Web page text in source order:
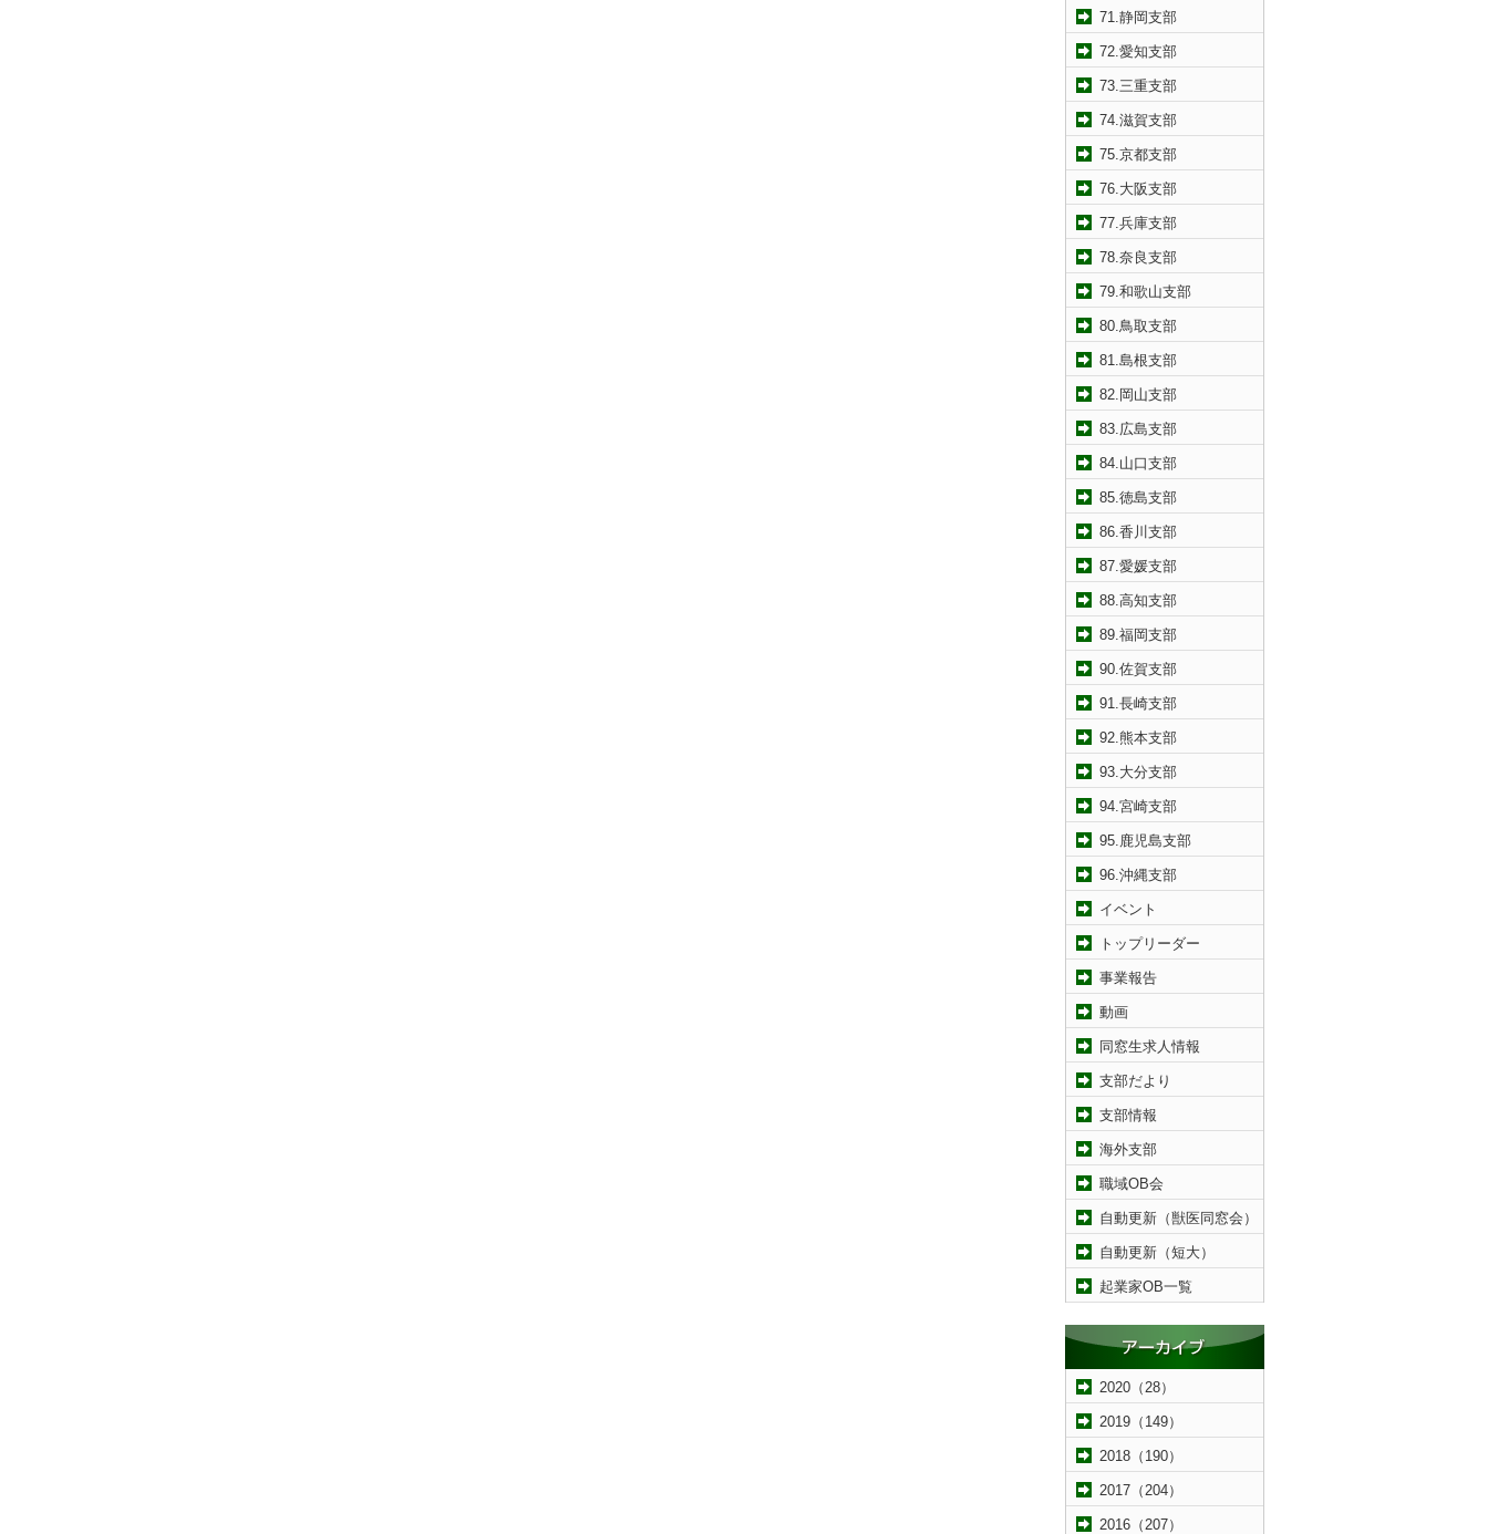
71.静岡支部
72.愛知支部
73.三重支部
74.滋賀支部
75.京都支部
76.大阪支部
77.兵庫支部
78.奈良支部
79.和歌山支部
80.鳥取支部
81.島根支部
82.岡山支部
83.広島支部
84.山口支部
85.徳島支部
86.香川支部
87.愛媛支部
88.高知支部
89.福岡支部
90.佐賀支部
91.長崎支部
92.熊本支部
93.大分支部
94.宮崎支部
95.鹿児島支部
96.沖縄支部
イベント
トップリーダー
事業報告
動画
同窓生求人情報
支部だより
支部情報
海外支部
職域OB会
自動更新（獣医同窓会）
自動更新（短大）
起業家OB一覧
2020（28）
2019（149）
2018（190）
2017（204）
2016（207）